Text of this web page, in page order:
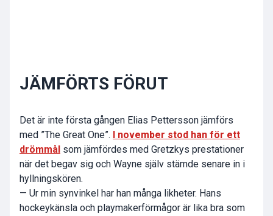
JÄMFÖRTS FÖRUT
Det är inte första gången Elias Pettersson jämförs
med ”The Great One”.
I november stod han för ett
drömmål som jämfördes med Gretzkys prestationer
när det begav sig och Wayne själv stämde senare in i
hyllningskören.
— Ur min synvinkel har han många likheter. Hans
hockeykänsla och playmakerförmågor är lika bra som